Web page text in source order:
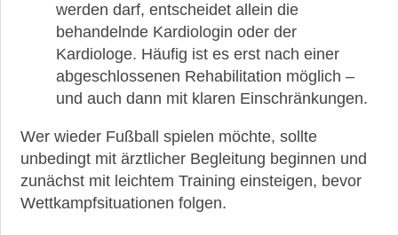
werden darf, entscheidet allein die
behandelnde Kardiologin oder der
Kardiologe. Häufig ist es erst nach einer
abgeschlossenen Rehabilitation möglich –
und auch dann mit klaren Einschränkungen.
Wer wieder Fußball spielen möchte, sollte
unbedingt mit ärztlicher Begleitung beginnen und
zunächst mit leichtem Training einsteigen, bevor
Wettkampfsituationen folgen.